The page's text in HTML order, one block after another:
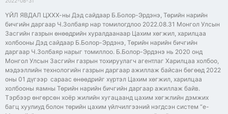
ҮЙЛ ЯВДАЛ ЦХХХ-ны Дэд сайдаар Б.Болор-Эрдэнэ, Төрийн нарийн
бичгийн даргаар Ч.Золбаяр нар томилогдлоо 2022.08.31 Монгол Улсын
Засгийн газрын өнөөдрийн хуралдаанаар Цахим хөгжил, харилцаа
холбооны Дэд сайдаар Б.Болор-Эрдэнэ, Төрийн нарийн бичгийн
даргаар Ч.Золбаяр нарыг томиллоо. Б.Болор-Эрдэнэ нь 2020 онд
Монгол Улсын Засгийн газрын тохируулагч агентлаг Харилцаа холбоо,
мэдээллийн технологийн газрын даргаар ажиллаж байсан бөгөөд 2022
оны 01 дүгээр сараас өнөөдрийг хүртэл Цахим хөгжил, харилцаа
холбооны яамны Төрийн нарийн бичгийн даргаар ажиллаж байв.
Тэрбээр өнгөрсөн хоёр жилийн хугацаанд цахим хөгжлийн дэмжих
багц хуулиуд болон төрийн цахим үйлчилгээний нэгдсэн систем “e-